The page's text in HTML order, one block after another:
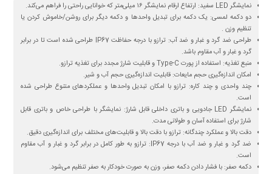
نمایشگر LED سفید: ارتفاع ارقام نمایشگر۱۶ میلی‌متر
که خوانایی راحتی را فراهم می‌کند.
دو دکمه لمسی: یک دکمه برای تبدیل واحدها و دکمه دیگر برای روشن/خاموش کردن یا
تنظیم وزن .
طراحی ضد گرد و غبار و ضد آب: ترازو با درجه حفاظت IP67 طراحی شده است تا در برابر
گرد و غبار و آب مقاوم باشد.
منبع تغذیه: استفاده ازپورت Type-C
و قابلیت شارژ مجدد برای تغذیه ترازو.
امکان اندازه‌گیری حجم مایعات: قابلیت اندازه‌گیری حجمآبو شیر.
چند واحدی و چند کاره: ترازو با امکان تبدیل واحدها و عملکردهای متنوع طراحی شده
است.
نمایشگر LED جادویی و باتری داخلی قابل شارژ:
نمایشگر با طراحی خاص و باتری قابل
شارژ برای استفاده آسان و طولانی مدت.
دقت بالا و عملکرد چندگانه: ترازو با دقت بالا و قابلیت‌های مختلف برای اندازه‌گیری دقیق.
ضد گرد و غبار و ضد آب با درجه IP67:
ترازو به طور کامل در برابر گرد و غبار و آب مقاوم
است.
دکمه صفر: با فشار دادن دکمه صفر، وزن به صورت خودکار به صفر تنظیم می‌شود.